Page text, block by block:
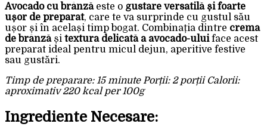
Avocado cu brânzăeste o gustare versatilă și foarte
ușor de preparat, care te va surprinde cu gustul său
ușor și în același timp bogat. Combinația dintre crema
de brânzăși textura delicată a avocado-uluiface acest
preparat ideal pentru micul dejun, aperitive festive
sau gustări.
Timp de preparare: 15 minute Porții: 2 porții Calorii:
aproximativ 220 kcal per 100g
Ingrediente Necesare: